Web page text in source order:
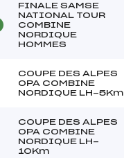
FINALE SAMSE
NATIONAL TOUR
COMBINE
NORDIQUE
HOMMES
COUPE DES ALPES
OPA COMBINE
NORDIQUE LH-5Km
COUPE DES ALPES
OPA COMBINE
NORDIQUE LH-
10Km